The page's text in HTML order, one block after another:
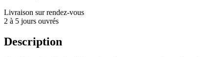
Livraison sur rendez-vous
2 à 5 jours ouvrés
Description